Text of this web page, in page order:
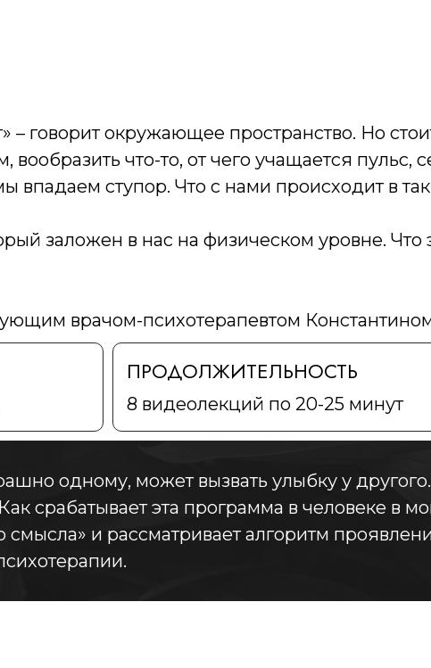
говорит окружающее пространство. Но
что-то, от чего учащается пульс,
впадаем ступор. Что с нами происходит в
заложен в нас на физическом уровне.
врачом-психотерапевтом
ПРОДОЛЖИТЕЛЬНОСТЬ
8 видеолекций по 20-25 минут
одному, может вызвать улыбку у
срабатывает эта программа в человеке в
смысла» и рассматривает алгоритм